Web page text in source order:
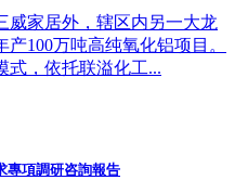
威家居外，辖区内另一大龙
100万吨高纯氧化铝项目。
式，依托联溢化工...
專項調研咨詢報告